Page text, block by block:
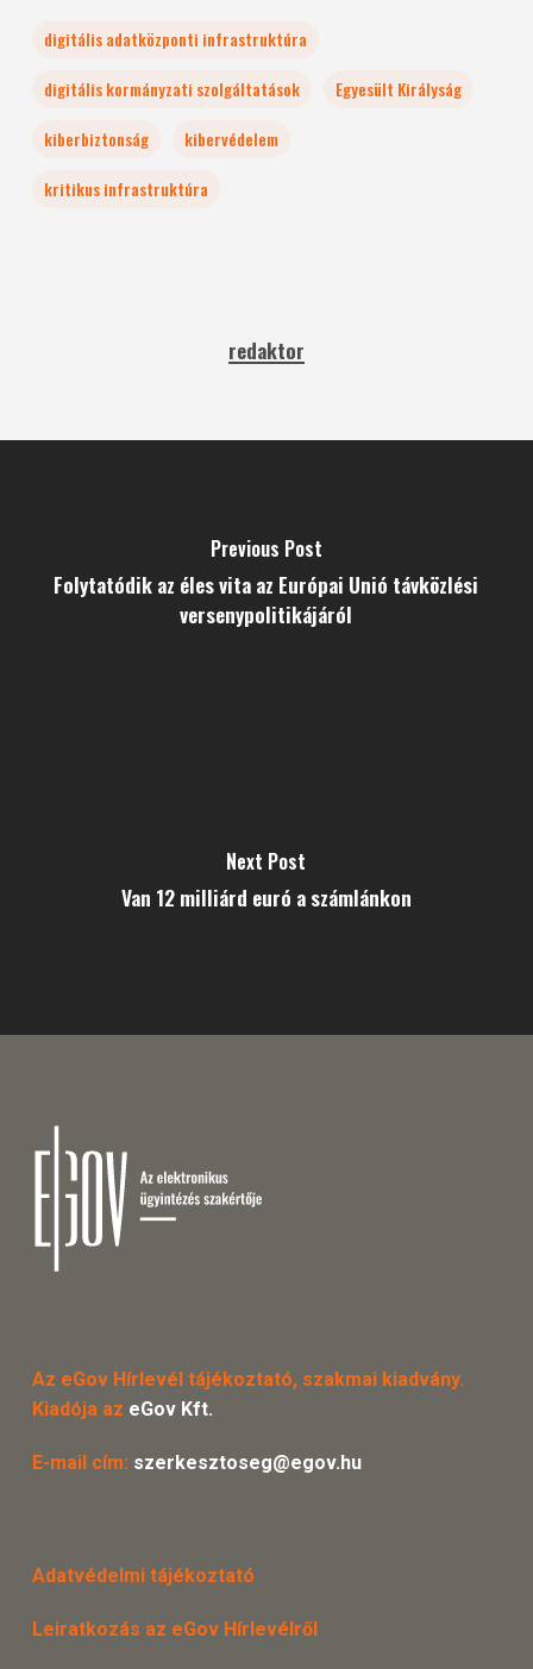
digitális adatközponti infrastruktúra
digitális kormányzati szolgáltatások
Egyesült Királyság
kiberbiztonság
kibervédelem
kritikus infrastruktúra
redaktor
Previous Post
Folytatódik az éles vita az Európai Unió távközlési
versenypolitikájáról
Next Post
Van 12 milliárd euró a számlánkon
Az eGov Hírlevél tájékoztató, szakmai kiadvány.
Kiadója az eGov Kft.
E-mail cím: szerkesztoseg@egov.hu
Adatvédelmi tájékoztató
Leiratkozás az eGov Hírlevélről